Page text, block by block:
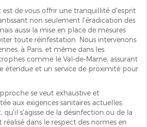
de vous offrir une tranquillité d'esprit
non seulement l'éradication des
aussi la mise en place de mesures
toute réinfestation. Nous intervenons
à Paris, et même dans les
comme le Val-de-Marne, assurant
étendue et un service de proximité pour
se veut exhaustive et
aux exigences sanitaires actuelles.
s'agisse de la désinfection ou de la
réalisé dans le respect des normes en